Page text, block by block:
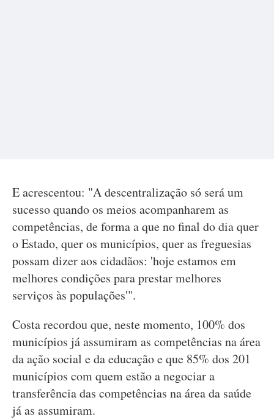
E acrescentou: "A descentralização só será um
sucesso quando os meios acompanharem as
competências, de forma a que no final do dia quer
o Estado, quer os municípios, quer as freguesias
possam dizer aos cidadãos: 'hoje estamos em
melhores condições para prestar melhores
serviços às populações'".
Costa recordou que, neste momento, 100% dos
municípios já assumiram as competências na área
da ação social e da educação e que 85% dos 201
municípios com quem estão a negociar a
transferência das competências na área da saúde
já as assumiram.